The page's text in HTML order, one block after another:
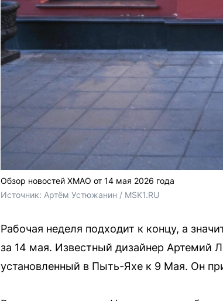
Обзор новостей ХМАО от 14 мая 2026 года
Источник: Артём Устюжанин / MSK1.RU
Рабочая неделя подходит к концу, а
за 14 мая. Известный дизайнер Артемий
установленный в Пыть-Яхе к 9 Мая. Он